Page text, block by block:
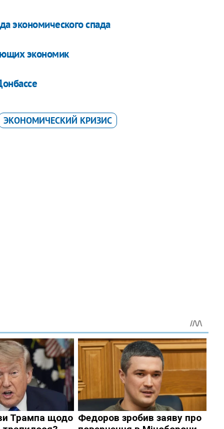
экономического спада
экономик
ЭКОНОМИЧЕСКИЙ КРИЗИС